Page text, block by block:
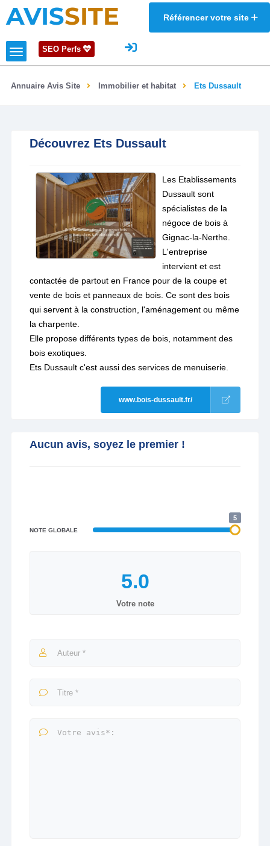
AVISSITE Référencer votre site
SEO Perfs
Annuaire Avis Site Immobilier et habitat Ets Dussault
Découvrez Ets Dussault
Les Etablissements
Dussault sont
spécialistes de la
négoce de bois à
Gignac-la-Nerthe.
L'entreprise
intervient et est
contactée de partout en France pour de la coupe et
vente de bois et panneaux de bois. Ce sont des bois
qui servent à la construction, l'aménagement ou même
la charpente.
Elle propose différents types de bois, notamment des
bois exotiques.
Ets Dussault c'est aussi des services de menuiserie.
www.bois-dussault.fr/
Aucun avis, soyez le premier !
NOTE GLOBALE
5
Votre note